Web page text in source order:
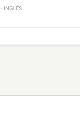
· INGLÊS